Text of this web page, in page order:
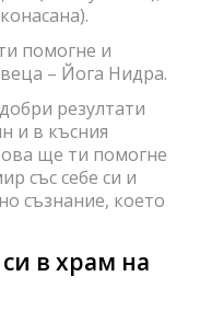
помогне и
– Йога Нидра.
резултати
и в късния
ще ти помогне
със себе си и
съзнание, което
в храм на